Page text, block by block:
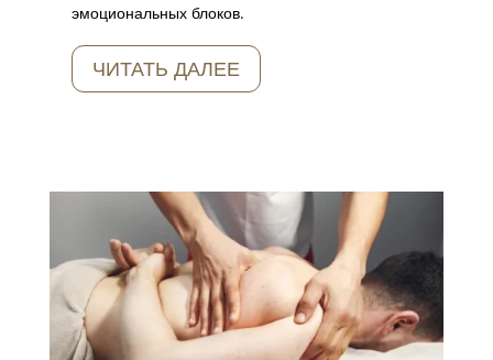
эмоциональных блоков.
ЧИТАТЬ ДАЛЕЕ